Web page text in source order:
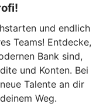
und endlich
Teams! Entdecke,
Bank sind,
und Konten. Bei
Talente an dir
Weg.